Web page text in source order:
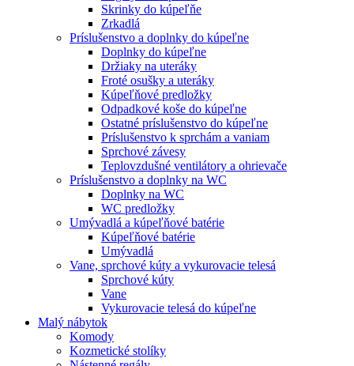
Skrinky do kúpeľňe
Zrkadlá
Príslušenstvo a doplnky do kúpeľne
Doplnky do kúpeľne
Držiaky na uteráky
Froté osušky a uteráky
Kúpeľňové predložky
Odpadkové koše do kúpeľne
Ostatné príslušenstvo do kúpeľne
Príslušenstvo k sprchám a vaniam
Sprchové závesy
Teplovzdušné ventilátory a ohrievače
Príslušenstvo a doplnky na WC
Doplnky na WC
WC predložky
Umývadlá a kúpeľňové batérie
Kúpeľňové batérie
Umývadlá
Vane, sprchové kúty a vykurovacie telesá
Sprchové kúty
Vane
Vykurovacie telesá do kúpeľne
Malý nábytok
Komody
Kozmetické stolíky